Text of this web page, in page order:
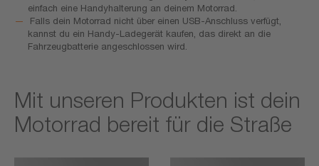
einfach eine Handyhalterung an deinem Motorrad.
Falls dein Motorrad nicht über einen USB-Anschluss verfügt,
kannst du ein Handy-Ladegerät kaufen, das direkt an die
Fahrzeugbatterie angeschlossen wird.
Mit unseren Produkten ist dein
Motorrad bereit für die Straße